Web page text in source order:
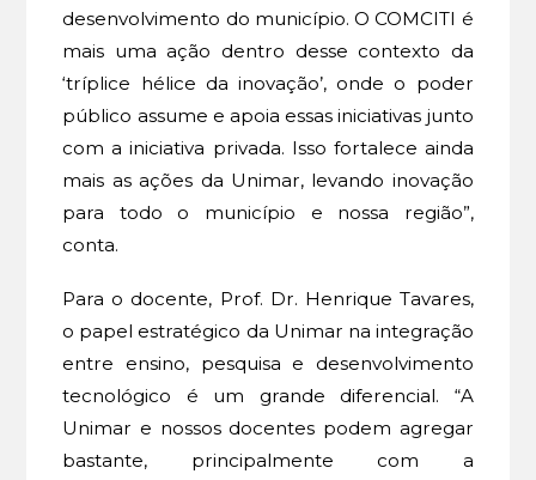
desenvolvimento do município. O COMCITI é
mais uma ação dentro desse contexto da
‘tríplice hélice da inovação’, onde o poder
público assume e apoia essas iniciativas junto
com a iniciativa privada. Isso fortalece ainda
mais as ações da Unimar, levando inovação
para todo o município e nossa região”,
conta.
Para o docente, Prof. Dr. Henrique Tavares,
o papel estratégico da Unimar na integração
entre ensino, pesquisa e desenvolvimento
tecnológico é um grande diferencial. “A
Unimar e nossos docentes podem agregar
bastante, principalmente com a